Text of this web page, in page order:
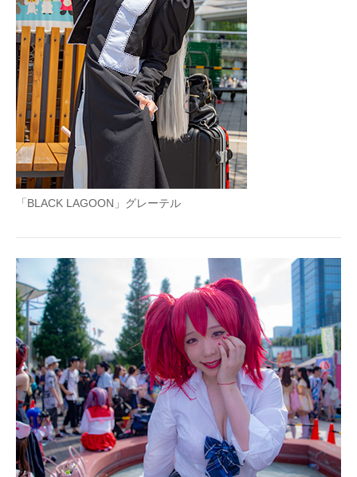
「BLACK LAGOON」グレーテル